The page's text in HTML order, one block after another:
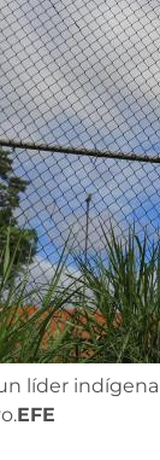
líder
EFE